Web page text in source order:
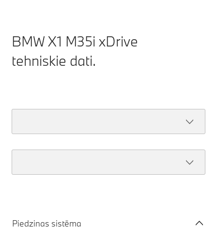
BMW X1 M35i xDrive
tehniskie dati.
Piedziņas sistēma